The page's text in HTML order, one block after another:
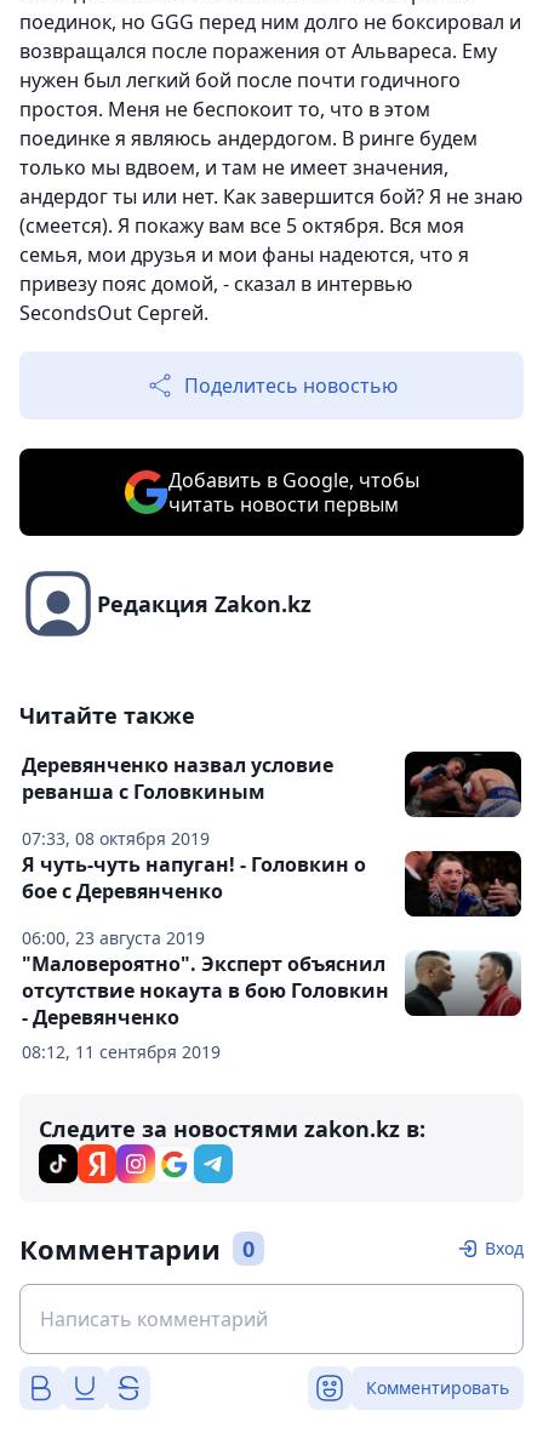
поединок, но GGG перед ним долго не боксировал и
возвращался после поражения от Альвареса. Ему
нужен был легкий бой после почти годичного
простоя. Меня не беспокоит то, что в этом
поединке я являюсь андердогом. В ринге будем
только мы вдвоем, и там не имеет значения,
андердог ты или нет. Как завершится бой? Я не знаю
(смеется). Я покажу вам все 5 октября. Вся моя
семья, мои друзья и мои фаны надеются, что я
привезу пояс домой, - сказал в интервью
SecondsOut Сергей.
Поделитесь новостью
Добавить в Google, чтобы
читать новости первым
Редакция Zakon.kz
Читайте также
07:33, 08 октября 2019
Деревянченко назвал условие
реванша с Головкиным
06:00, 23 августа 2019
Я чуть-чуть напуган! - Головкин о
бое с Деревянченко
08:12, 11 сентября 2019
"Маловероятно". Эксперт объяснил
отсутствие нокаута в бою Головкин
- Деревянченко
Следите за новостями zakon.kz в:
Комментарии 0 Вход
Комментировать